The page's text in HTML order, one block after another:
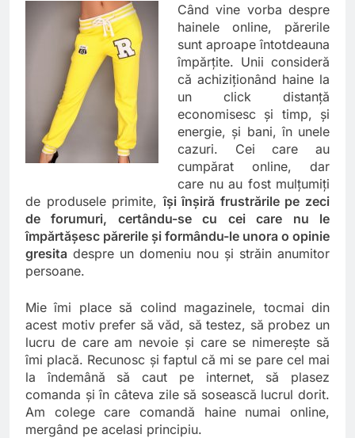
Când vine vorba despre
hainele online, părerile
sunt aproape întotdeauna
împărţite. Unii consideră
că achiziţionând haine la
un click distanţă
economisesc şi timp, şi
energie, şi bani, în unele
cazuri. Cei care au
cumpărat online, dar
care nu au fost mulţumiţi
de produsele primite,îşi înşiră frustrările pe zeci
de forumuri, certându-se cu cei care nu le
împărtăşesc părerile şi formându-le unora o opinie
gresita despre un domeniu nou şi străin anumitor
persoane.
Mie îmi place să colind magazinele, tocmai din
acest motiv prefer să văd, să testez, să probez un
lucru de care am nevoie şi care se nimereşte să
îmi placă. Recunosc şi faptul că mi se pare cel mai
la îndemână să caut pe internet, să plasez
comanda şi în câteva zile să sosească lucrul dorit.
Am colege care comandă haine numai online,
mergând pe acelasi principiu.